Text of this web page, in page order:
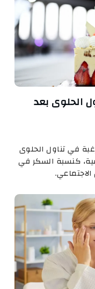
الحلوى بعد
في تناول الحلوى
كنسبة السكر في